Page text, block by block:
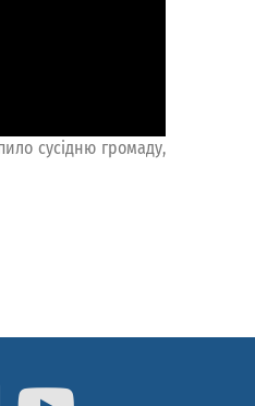
сусідню громаду,